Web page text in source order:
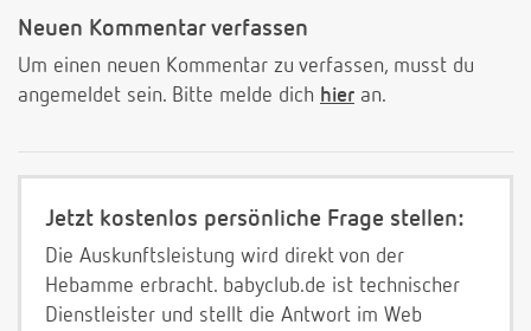
Neuen Kommentar verfassen
Um einen neuen Kommentar zu verfassen, musst du
angemeldet sein. Bitte melde dich hier an.
Jetzt kostenlos persönliche Frage stellen:
Die Auskunftsleistung wird direkt von der
Hebamme erbracht. babyclub.de ist technischer
Dienstleister und stellt die Antwort im Web